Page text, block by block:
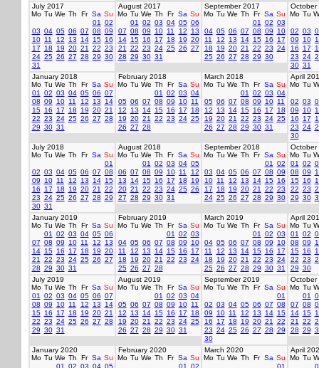
July 2017
Mo Tu We Th Fr Sa Su
01
02
03 04 05 06 07 08 09
10 11 12 13 14 15 16
17
18 19 20 21 22 23
24 25 26 27 28 29 30
31
August 2017
Mo Tu We Th Fr Sa Su
01
02 03 04 05 06
07 08 09 10 11 12
13
14 15 16 17 18 19 20
21
22 23 24 25 26 27
28 29 30 31
September 2017
Mo Tu We Th Fr Sa Su
01
02 03
04 05 06 07 08 09
10
11
12 13 14 15 16
17
18
19 20 21 22 23 24
25 26 27 28 29 30
October
Mo Tu
02 03
09
10
16
17
23 24
30 31
January 2018
Mo Tu We Th Fr Sa Su
01
02 03 04 05 06 07
08 09 10 11 12 13
14
15 16 17 18 19 20 21
22 23 24 25 26 27 28
29 30 31
February 2018
Mo Tu We Th Fr Sa Su
01
02 03 04
05 06 07 08 09 10 11
12
13 14 15 16 17
18
19 20 21 22 23 24 25
26 27 28
March 2018
Mo Tu We Th Fr Sa Su
01
02 03 04
05 06 07 08 09 10 11
12
13 14 15 16 17
18
19 20 21 22 23 24 25
26 27 28 29 30 31
April
Mo Tu
02 03
09
10
16
17
23 24
30
July 2018
Mo Tu We Th Fr Sa Su
01
02 03 04 05 06 07 08
09
10 11 12 13 14 15
16
17 18 19 20 21
22
23 24 25 26 27 28 29
30 31
August 2018
Mo Tu We Th Fr Sa Su
01
02 03 04 05
06 07 08 09 10 11
12
13
14 15 16 17 18
19
20 21 22 23 24 25 26
27 28 29 30 31
September 2018
Mo Tu We Th Fr Sa Su
01
02
03 04 05 06 07 08 09
10 11 12 13 14 15 16
17
18 19 20 21 22 23
24 25 26 27 28 29 30
October
Mo Tu
01
02
08 09
15 16
22 23
29 30
January 2019
Mo Tu We Th Fr Sa Su
01
02 03 04 05 06
07 08 09 10 11 12
13
14 15 16 17 18 19 20
21
22 23 24 25 26 27
28 29 30 31
February 2019
Mo Tu We Th Fr Sa Su
01
02 03
04 05 06 07 08 09
10
11
12 13 14 15 16
17
18
19 20 21 22 23 24
25 26 27 28
March 2019
Mo Tu We Th Fr Sa Su
01
02 03
04 05 06 07 08 09
10
11
12 13 14 15 16
17
18
19 20 21 22 23 24
25 26 27 28 29 30 31
April
Mo Tu
01
02
08 09
15 16
22 23
29 30
July 2019
Mo Tu We Th Fr Sa Su
01
02 03 04 05 06 07
08 09 10 11 12 13
14
15 16 17 18 19 20 21
22 23 24 25 26 27 28
29 30 31
August 2019
Mo Tu We Th Fr Sa Su
01
02 03 04
05 06 07 08 09 10 11
12
13 14 15 16 17
18
19 20 21 22 23 24 25
26 27 28 29 30 31
September 2019
Mo Tu We Th Fr Sa Su
01
02 03 04 05 06 07 08
09
10 11 12 13 14 15
16
17 18 19 20 21
22
23 24 25 26 27 28 29
30
October
Mo Tu
01
07 08
14 15
21
22
28 29
January 2020
Mo Tu We Th Fr Sa Su
01
02 03 04 05
February 2020
Mo Tu We Th Fr Sa Su
01
02
March 2020
Mo Tu We Th Fr Sa Su
01
April
Mo Tu